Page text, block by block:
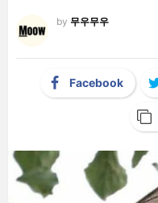
by 무우무우
Facebook